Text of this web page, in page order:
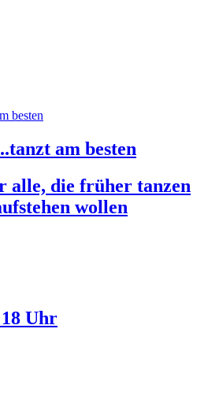
am besten
alle, die früher tanzen
wollen
18 Uhr